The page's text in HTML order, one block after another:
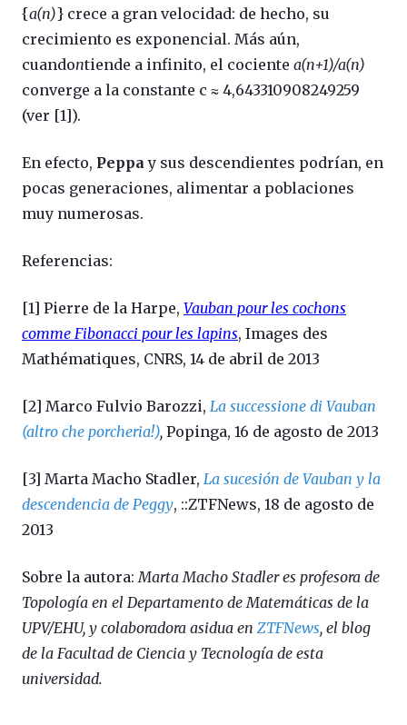
{a(n)} crece a gran velocidad: de hecho, su
crecimiento es exponencial. Más aún,
cuandontiende a infinito, el cociente a(n+1)/a(n)
converge a la constante c ≈ 4,643310908249259
(ver [1]).
En efecto, Peppa y sus descendientes podrían, en
pocas generaciones, alimentar a poblaciones
muy numerosas.
Referencias:
[1] Pierre de la Harpe, Vauban pour les cochons
comme Fibonacci pour les lapins, Images des
Mathématiques, CNRS, 14 de abril de 2013
[2] Marco Fulvio Barozzi, La successione di Vauban
(altro che porcheria!), Popinga, 16 de agosto de 2013
[3] Marta Macho Stadler, La sucesión de Vauban y la
descendencia de Peggy, ::ZTFNews, 18 de agosto de
2013
Sobre la autora: Marta Macho Stadler es profesora de
Topología en el Departamento de Matemáticas de la
UPV/EHU, y colaboradora asidua en ZTFNews, el blog
de la Facultad de Ciencia y Tecnología de esta
universidad.